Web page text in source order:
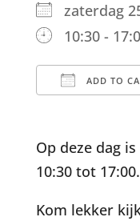
zaterdag
10:30 -
ADD TO
Op deze dag
10:30 tot 17:00.
Kom lekker